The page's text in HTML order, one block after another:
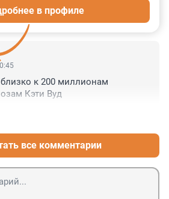
1
в профиле
близко к 200 миллионам
Кэти Вуд
все комментарии